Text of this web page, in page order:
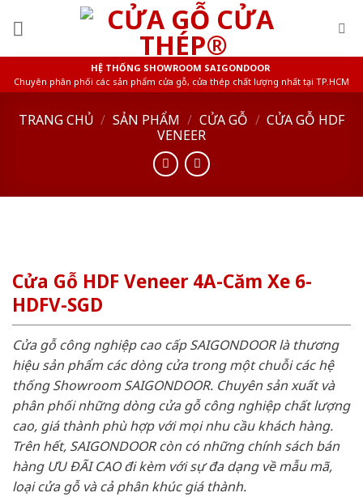
HỆ THỐNG SHOWROOM SAIGONDOOR
Chuyên phân phối các sản phẩm cửa gỗ, cửa thép chất lượng nhất tại TP.HCM
TRANG CHỦ / SẢN PHẨM / CỬA GỖ / CỬA GỖ HDF
VENEER
Cửa Gỗ HDF Veneer 4A-Căm Xe 6-
HDFV-SGD
Cửa gỗ công nghiệp cao cấp SAIGONDOOR là thương
hiệu sản phẩm các dòng cửa trong một chuỗi các hệ
thống Showroom SAIGONDOOR. Chuyên sản xuất và
phân phối những dòng cửa gỗ công nghiệp chất lượng
cao, giá thành phù hợp với mọi nhu cầu khách hàng.
Trên hết, SAIGONDOOR còn có những chính sách bán
hàng ƯU ĐÃI CAO đi kèm với sự đa dạng về mẫu mã,
loại cửa gỗ và cả phân khúc giá thành.